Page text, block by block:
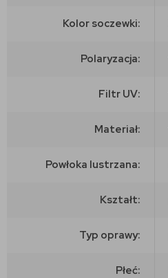
Kolor soczewki:
Polaryzacja:
Filtr UV:
Materiał:
Powłoka lustrzana:
Kształt:
Typ oprawy:
Płeć: